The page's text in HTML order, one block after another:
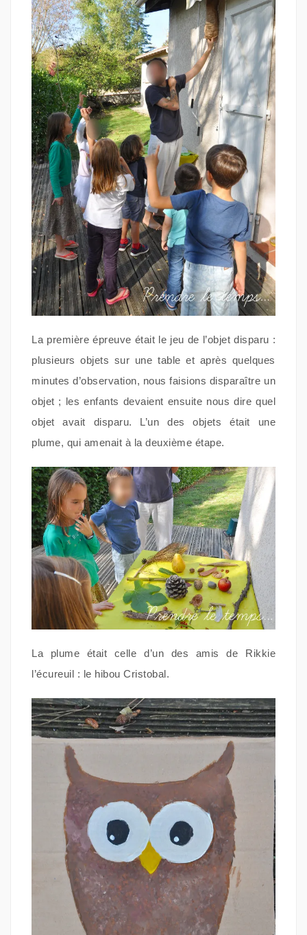
La première épreuve était le jeu de l’objet disparu :
plusieurs objets sur une table et après quelques
minutes d’observation, nous faisions disparaître un
objet ; les enfants devaient ensuite nous dire quel
objet avait disparu. L’un des objets était une
plume, qui amenait à la deuxième étape.
La plume était celle d’un des amis de Rikkie
l’écureuil : le hibou Cristobal.